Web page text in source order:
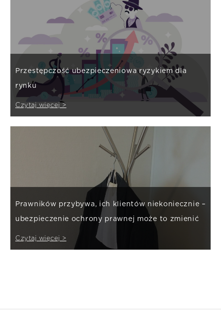
Przestępczość ubezpieczeniowa ryzykiem dla
rynku
Czytaj więcej >
Prawników przybywa, ich klientów niekoniecznie –
ubezpieczenie ochrony prawnej może to zmienić
Czytaj więcej >